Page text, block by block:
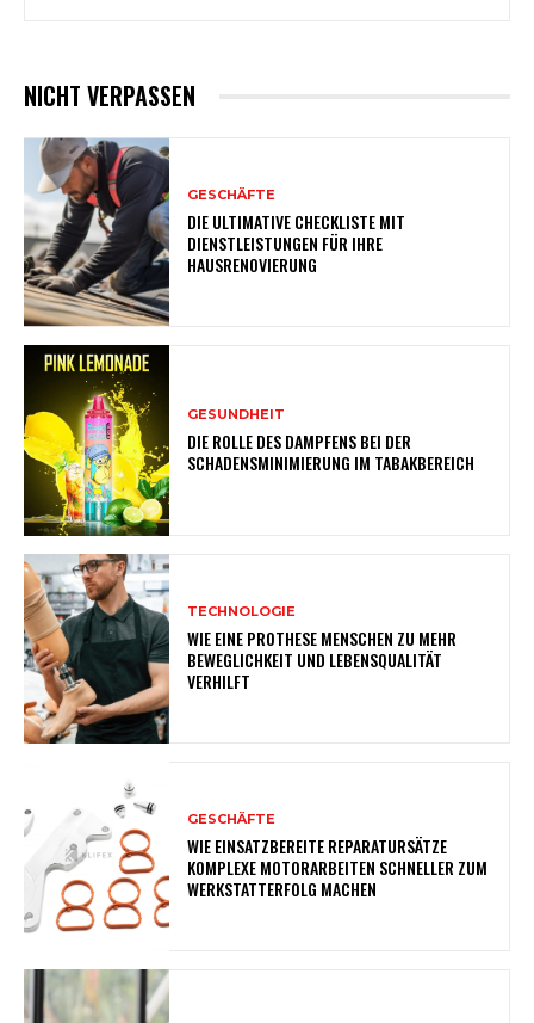
NICHT VERPASSEN
GESCHÄFTE
DIE ULTIMATIVE CHECKLISTE MIT
DIENSTLEISTUNGEN FÜR IHRE
HAUSRENOVIERUNG
GESUNDHEIT
DIE ROLLE DES DAMPFENS BEI DER
SCHADENSMINIMIERUNG IM TABAKBEREICH
TECHNOLOGIE
WIE EINE PROTHESE MENSCHEN ZU MEHR
BEWEGLICHKEIT UND LEBENSQUALITÄT
VERHILFT
GESCHÄFTE
WIE EINSATZBEREITE REPARATURSÄTZE
KOMPLEXE MOTORARBEITEN SCHNELLER ZUM
WERKSTATTERFOLG MACHEN